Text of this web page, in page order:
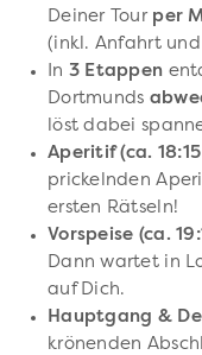
Deiner Tour per
(inkl. Anfahrt
In 3 Etappen
Dortmunds
löst dabei
Aperitif (ca.
prickelnden
ersten Rätseln!
Vorspeise (ca.
Dann wartet in
auf Dich.
Hauptgang &
krönenden